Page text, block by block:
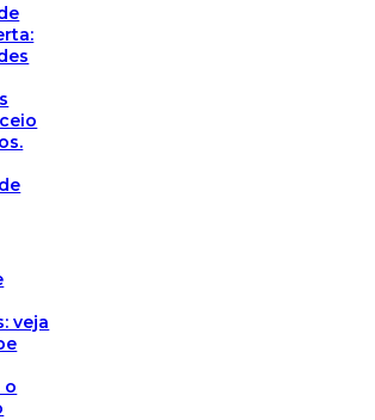
veja
o